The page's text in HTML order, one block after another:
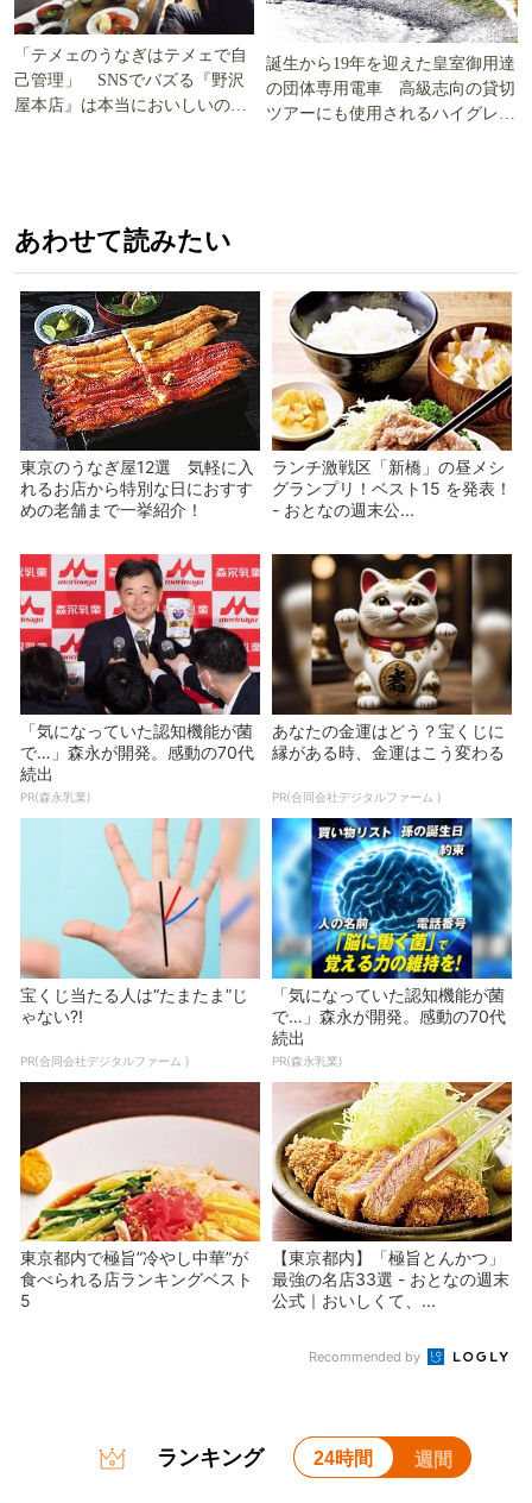
「テメェのうなぎはテメェで自
己管理」 SNSでバズる『野沢
屋本店』は本当においしいの
誕生から19年を迎えた皇室御用達
の団体専用電車 高級志向の貸切
ツアーにも使用されるハイグレー
あわせて読みたい
東京のうなぎ屋12選 気軽に入
れるお店から特別な日におすす
めの老舗まで一挙紹介！
ランチ激戦区「新橋」の昼メシ
グランプリ！ベスト15 を発表！
- おとなの週末公...
「気になっていた認知機能が菌
で…」森永が開発。感動の70代
続出
PR(森永乳業)
あなたの金運はどう？宝くじに
縁がある時、金運はこう変わる
PR(合同会社デジタルファーム )
宝くじ当たる人は“たまたま”じ
ゃない?!
PR(合同会社デジタルファーム )
「気になっていた認知機能が菌
で…」森永が開発。感動の70代
続出
PR(森永乳業)
東京都内で極旨”冷やし中華”が
食べられる店ランキングベスト
5
【東京都内】「極旨とんかつ」
最強の名店33選 - おとなの週末
公式｜おいしくて、...
Recommended by
ランキング 24時間 週間